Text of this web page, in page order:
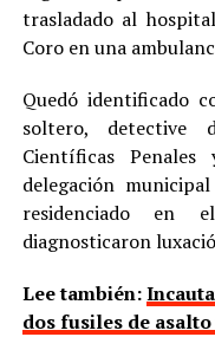
trasladado al
Coro en una
Quedó identificado
soltero, detective
Científicas
delegación
residenciado en
diagnosticaron
Lee también:
dos fusiles de